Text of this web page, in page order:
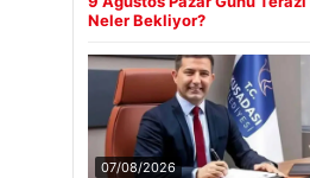
Neler Bekliyor?
07/08/2026